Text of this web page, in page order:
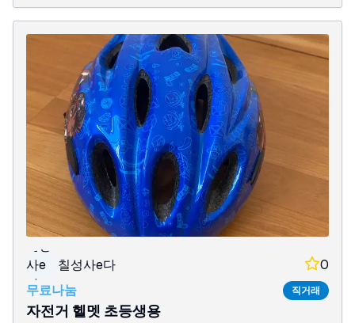
칠성
사e
다
칠성사e다
0
무료나눔
직거래
자전거 헬멧 초등생용